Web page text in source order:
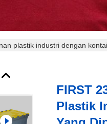
plastik industri dengan
FIRST
Plastik